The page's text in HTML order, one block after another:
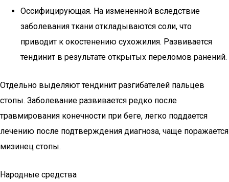
Оссифицирующая. На измененной вследствие
заболевания ткани откладываются соли, что
приводит к окостенению сухожилия. Развивается
тендинит в результате открытых переломов ранений.
Отдельно выделяют тендинит разгибателей пальцев
стопы. Заболевание развивается редко после
травмирования конечности при беге, легко поддается
лечению после подтверждения диагноза, чаще поражается
мизинец стопы.
Народные средства